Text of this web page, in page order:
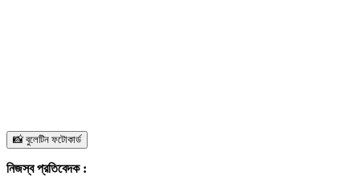
📸 বুলেটিন ফটোকার্ড
নিজস্ব প্রতিবেদক :